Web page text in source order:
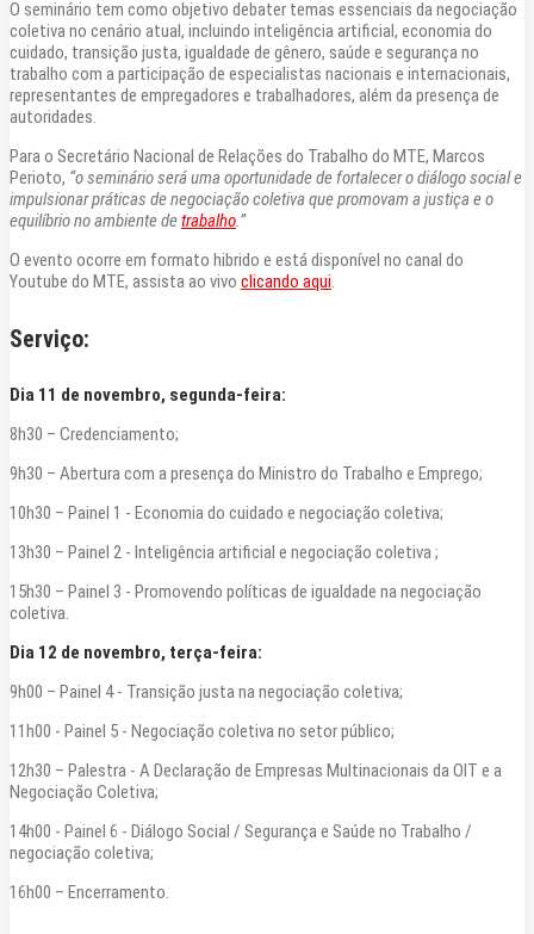
O seminário tem como objetivo debater temas essenciais da negociação
coletiva no cenário atual, incluindo inteligência artificial, economia do
cuidado, transição justa, igualdade de gênero, saúde e segurança no
trabalho com a participação de especialistas nacionais e internacionais,
representantes de empregadores e trabalhadores, além da presença de
autoridades.
Para o Secretário Nacional de Relações do Trabalho do MTE, Marcos
Perioto, “o seminário será uma oportunidade de fortalecer o diálogo social e
impulsionar práticas de negociação coletiva que promovam a justiça e o
equilíbrio no ambiente detrabalho.”
O evento ocorre em formato hibrido e está disponível no canal do
Youtube do MTE, assista ao vivo clicando aqui.
Serviço:
Dia 11 de novembro, segunda-feira:
8h30 – Credenciamento;
9h30 – Abertura com a presença do Ministro do Trabalho e Emprego;
10h30 – Painel 1 - Economia do cuidado e negociação coletiva;
13h30 – Painel 2 - Inteligência artificial e negociação coletiva ;
15h30 – Painel 3 - Promovendo políticas de igualdade na negociação
coletiva.
Dia 12 de novembro, terça-feira:
9h00 – Painel 4 - Transição justa na negociação coletiva;
11h00 - Painel 5 - Negociação coletiva no setor público;
12h30 – Palestra - A Declaração de Empresas Multinacionais da OIT e a
Negociação Coletiva;
14h00 - Painel 6 - Diálogo Social / Segurança e Saúde no Trabalho /
negociação coletiva;
16h00 – Encerramento.